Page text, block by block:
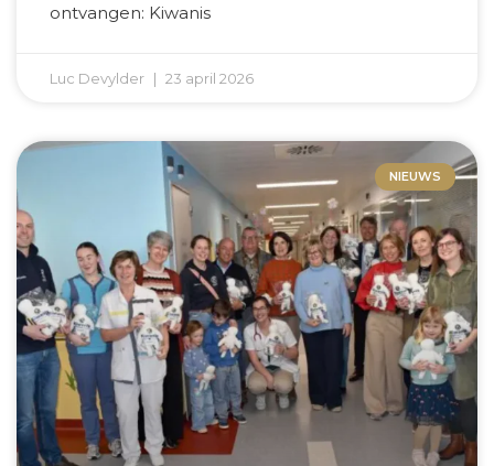
ontvangen: Kiwanis
Luc Devylder 23 april 2026
NIEUWS